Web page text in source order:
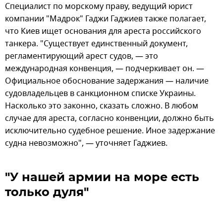
Специалист по морскому праву, ведущий юрист
компании "Мадрок" Гаджи Гаджиев также полагает,
что Киев ищет основания для ареста российского
танкера. "Существует единственный документ,
регламентирующий арест судов, — это
международная конвенция, — подчеркивает он. —
Официальное обоснование задержания — наличие
судовладельцев в санкционном списке Украины.
Насколько это законно, сказать сложно. В любом
случае для ареста, согласно конвенции, должно быть
исключительно судебное решение. Иное задержание
судна невозможно", — уточняет Гаджиев.
"У нашей армии на море есть
только дуля"